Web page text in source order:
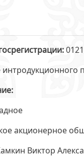
акционерное
Виктор